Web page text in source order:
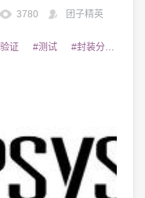
计（DFT）、硬件仿真/
体系详解》的结构与深
3780 团子精英
证 #测试 #封装分析